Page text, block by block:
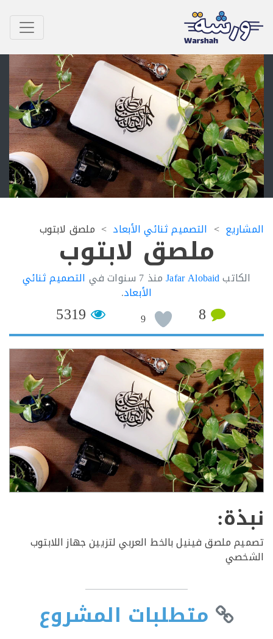
التصميم ثنائي الأبعاد ملصق لابتوب
ملصق لابتوب
Jafar Alobaidمنذ7 سنوات فيالتصميم ثنائي
الأبعاد.
8
9
5319
ملصق فينيل بالخط العربي لتزيين جهاز اللابتوب
متطلبات المشروع